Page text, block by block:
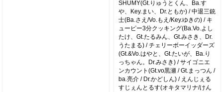
SHUMY(Gt.りゅうとくん、Ba.す
や、Key.まい、Dr.ともか) / 中退三銃
士(Ba.さえ/Vo.もえ/Key.ゆきの) / キ
ューピー3分クッキング(Ba.Vo.よし
たけ、Gt.たるみん、Gt.みさき、Dr.
うたまる) / チェリーボーイッダーズ
(Gt.&Vo.はやと、Gt.たいが、Ba.り
っちゃん。Dr.みさき) / サイゴニエ
ンカウント(Gt.vo黒瀬 / Gt.まっつん /
ba.亮介 / Dr.かどしん) / えんじぇる
すじぇんとるす(オキタマリナ/けん